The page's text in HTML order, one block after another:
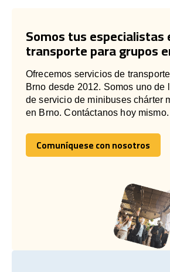
Somos tus especialistas
transporte para grupos
Ofrecemos servicios de
Brno desde 2012. Somos uno de
de servicio de minibuses chárter
en Brno. Contáctanos hoy mismo.
Comuníquese con nosotros
Comuníquese con nosotros